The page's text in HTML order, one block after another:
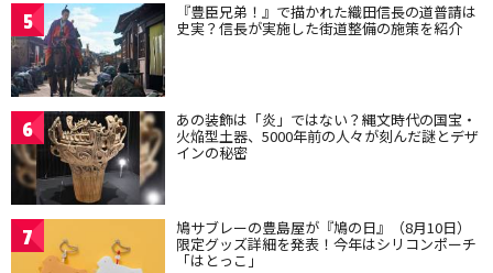
5 『豊臣兄弟！』で描かれた織田信長の道普請は
史実？信長が実施した街道整備の施策を紹介
6 あの装飾は「炎」ではない？縄文時代の国宝・
火焔型土器、5000年前の人々が刻んだ謎とデザ
インの秘密
7 鳩サブレーの豊島屋が『鳩の日』（8月10日）
限定グッズ詳細を発表！今年はシリコンポーチ
「はとっこ」